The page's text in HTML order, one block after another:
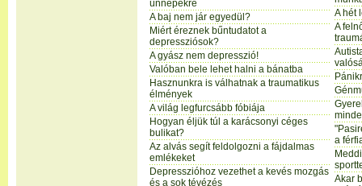
ünnepekre
A baj nem jár egyedül?
Miért éreznek bűntudatot a
depressziósok?
A gyász nem depresszió!
Valóban bele lehet halni a bánatba
Hasznunkra is válhatnak a traumatikus
élmények
A világ legfurcsább fóbiája
Hogyan éljük túl a karácsonyi céges
bulikat?
Az alvás segít feldolgozni a fájdalmas
emlékeket
Depresszióhoz vezethet a kevés mozgás
és a sok tévézés
A hét
A
a
Akar